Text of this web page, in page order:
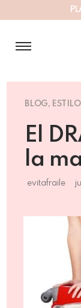
PL
BLOG,
El
la
evitafraile